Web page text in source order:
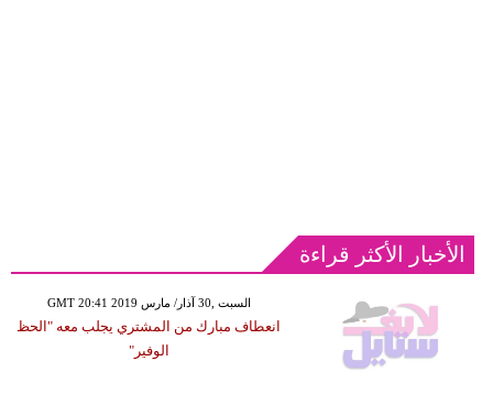
الأخبار الأكثر قراءة
GMT 20:41 2019 السبت ,30 آذار/ مارس
انعطاف مبارك من المشتري يجلب معه "الحظ
الوفير"